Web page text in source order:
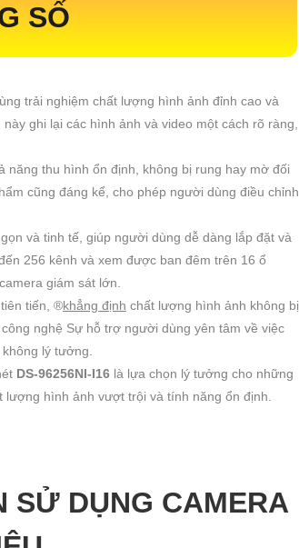
SỐ
trải nghiệm chất lượng hình ảnh đỉnh cao và
ghi lại các hình ảnh và video một cách rõ ràng,
năng thu hình ổn định, không bị rung hay mờ đối
cũng đáng kể, cho phép người dùng điều chỉnh
và tinh tế, giúp người dùng dễ dàng lắp đặt và
256 kênh và xem được ban đêm trên 16 ổ
giám sát lớn.
tiến, ®️khẳng định chất lượng hình ảnh không bị
nghệ Sự hỗ trợ người dùng yên tâm về việc
lý tưởng.
DS-96256NI-I16 là lựa chọn lý tưởng cho những
hình ảnh vượt trội và tính năng ổn định.
SỬ DỤNG CAMERA